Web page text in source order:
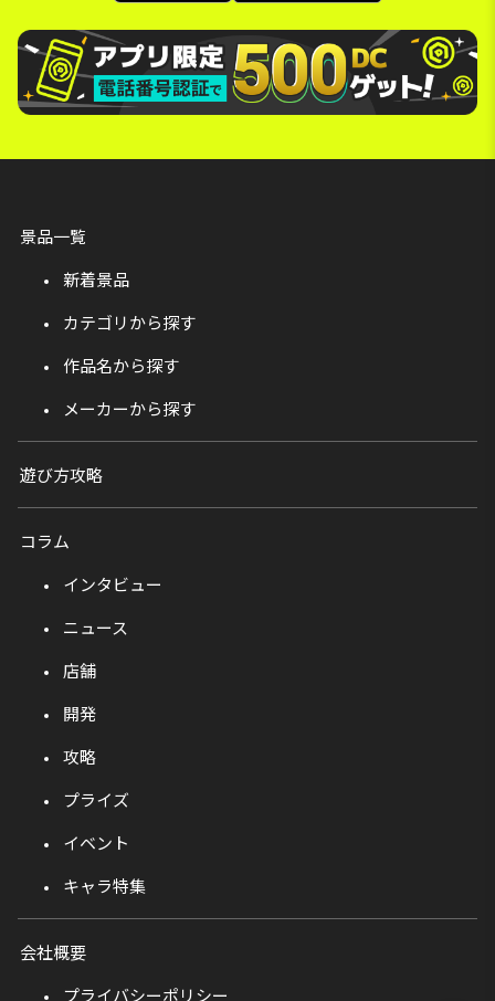
景品一覧
新着景品
カテゴリから探す
作品名から探す
メーカーから探す
遊び方攻略
コラム
インタビュー
ニュース
店舗
開発
攻略
プライズ
イベント
キャラ特集
会社概要
プライバシーポリシー